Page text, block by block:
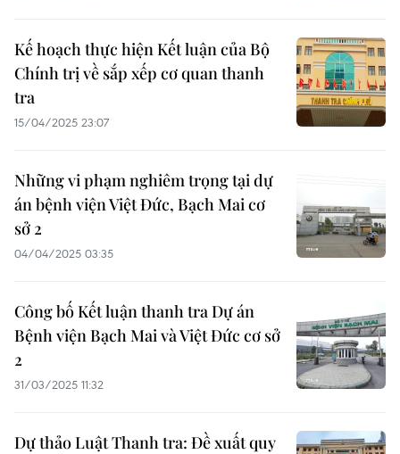
Kế hoạch thực hiện Kết luận của Bộ
Chính trị về sắp xếp cơ quan thanh
tra
15/04/2025 23:07
Những vi phạm nghiêm trọng tại dự
án bệnh viện Việt Đức, Bạch Mai cơ
sở 2
04/04/2025 03:35
Công bố Kết luận thanh tra Dự án
Bệnh viện Bạch Mai và Việt Đức cơ sở
2
31/03/2025 11:32
Dự thảo Luật Thanh tra: Đề xuất quy